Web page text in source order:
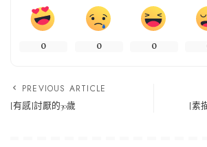
0 0 0
PREVIOUS ARTICLE
[有感]討厭的30歲 [素